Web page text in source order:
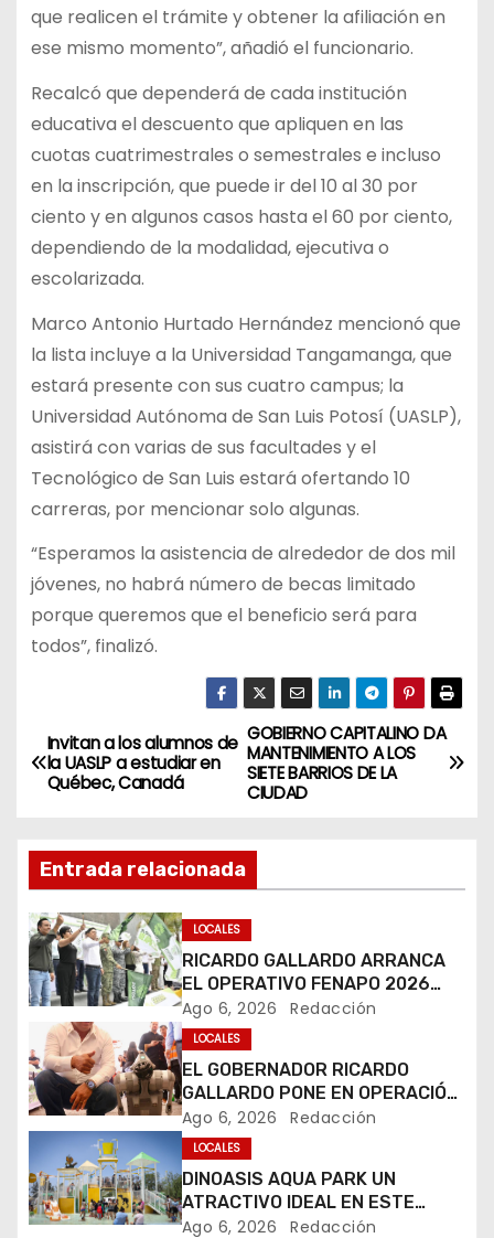
que realicen el trámite y obtener la afiliación en
ese mismo momento”, añadió el funcionario.
Recalcó que dependerá de cada institución
educativa el descuento que apliquen en las
cuotas cuatrimestrales o semestrales e incluso
en la inscripción, que puede ir del 10 al 30 por
ciento y en algunos casos hasta el 60 por ciento,
dependiendo de la modalidad, ejecutiva o
escolarizada.
Marco Antonio Hurtado Hernández mencionó que
la lista incluye a la Universidad Tangamanga, que
estará presente con sus cuatro campus; la
Universidad Autónoma de San Luis Potosí (UASLP),
asistirá con varias de sus facultades y el
Tecnológico de San Luis estará ofertando 10
carreras, por mencionar solo algunas.
“Esperamos la asistencia de alrededor de dos mil
jóvenes, no habrá número de becas limitado
porque queremos que el beneficio será para
todos”, finalizó.
N
a
e
g
a
c
i
ó
n
d
GOBIERNO CAPITALINO DA
MANTENIMIENTO A LOS
SIETE BARRIOS DE LA
CIUDAD
Invitan a los alumnos de
la UASLP a estudiar en
Québec, Canadá
Entrada relacionada
LOCALES
RICARDO GALLARDO ARRANCA
EL OPERATIVO FENAPO 2026
PARA GARANTIZAR LA
SEGURIDAD DE MÁS DE 9
MILLONES DE VISITANTES
Ago 6, 2026 Redacción
LOCALES
EL GOBERNADOR RICARDO
GALLARDO PONE EN OPERACIÓN
LOS PRIMEROS CUATRO PERROS
ROBOT
Ago 6, 2026 Redacción
LOCALES
DINOASIS AQUA PARK UN
ATRACTIVO IDEAL EN ESTE
VERANO
Ago 6, 2026 Redacción